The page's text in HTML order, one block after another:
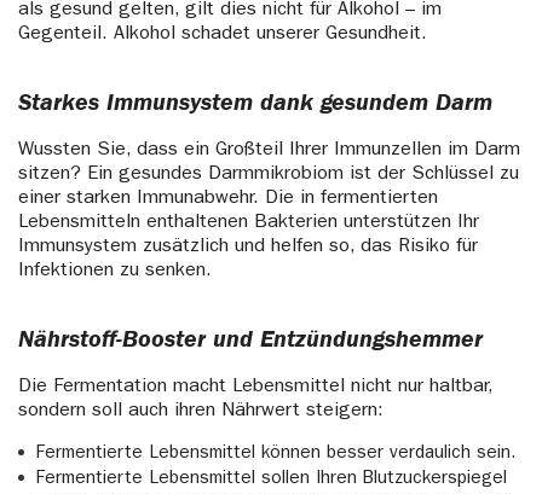
als gesund gelten, gilt dies nicht für Alkohol – im
Gegenteil. Alkohol schadet unserer Gesundheit.
Starkes Immunsystem dank gesundem Darm
Wussten Sie, dass ein Großteil Ihrer Immunzellen im Darm
sitzen? Ein gesundes Darmmikrobiom ist der Schlüssel zu
einer starken Immunabwehr. Die in fermentierten
Lebensmitteln enthaltenen Bakterien unterstützen Ihr
Immunsystem zusätzlich und helfen so, das Risiko für
Infektionen zu senken.
Nährstoff-Booster und Entzündungshemmer
Die Fermentation macht Lebensmittel nicht nur haltbar,
sondern soll auch ihren Nährwert steigern:
Fermentierte Lebensmittel können besser verdaulich sein.
Fermentierte Lebensmittel sollen Ihren Blutzuckerspiegel